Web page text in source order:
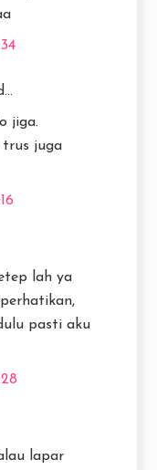
jiga.
trus juga
lah ya
pasti aku
lapar